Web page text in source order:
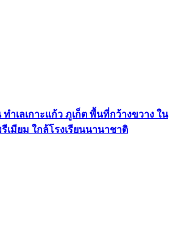
ทำเลเกาะแก้ว ภูเก็ต พื้นที่กว้างขวาง ใน
มียม ใกล้โรงเรียนนานาชาติ